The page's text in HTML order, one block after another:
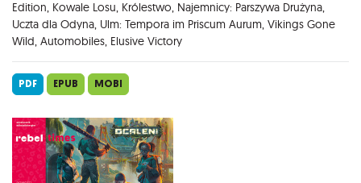
Edition, Kowale Losu, Królestwo, Najemnicy: Parszywa Drużyna,
Uczta dla Odyna, Ulm: Tempora im Priscum Aurum, Vikings Gone
Wild, Automobiles, Elusive Victory
PDF EPUB MOBI